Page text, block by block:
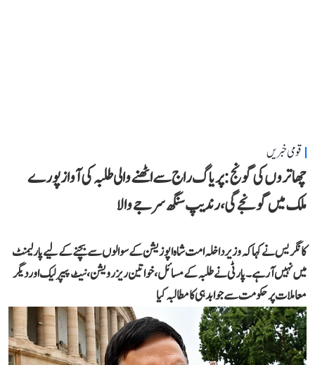
قومی خبریں
چھاتروں کی گونج: پریاگ راج سے اٹھنے والی طلبہ کی آواز پورے
ملک میں گونجے گی، رندیپ سنگھ سرجے والا
کانگریس نے کہا کہ وزیر داخلہ امت شاہ اپوزیشن کے سوالوں سے بچنے کے لیے پارلیمنٹ
میں نہیں آ رہے۔ پارٹی نے طلبہ کے مسائل، خواتین ریزرویشن، نیٹ پیپر لیک اور دیگر
معاملات پر حکومت سے جوابدہی کا مطالبہ کیا